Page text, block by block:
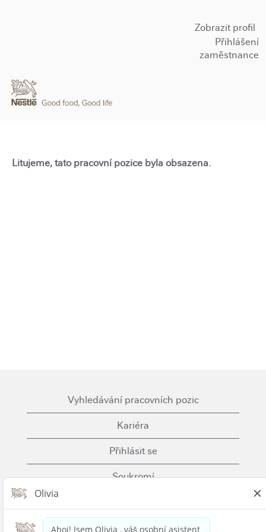
Zobrazit profil
Přihlášení
zaměstnance
Litujeme, tato pracovní pozice byla obsazena.
Vyhledávání pracovních pozic
Kariéra
Přihlásit se
Soukromí
Podmínky použití